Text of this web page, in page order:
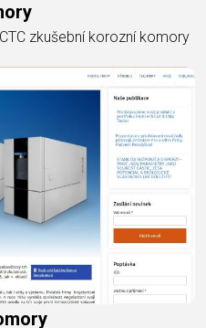
zkušební korozní komory